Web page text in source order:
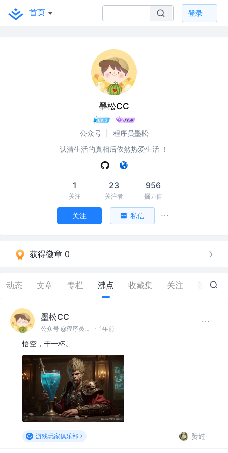
首页 登录
墨松CC
公众号
程序员墨松
认清生活的真相后依然热爱生活 ！
1
关注
23
关注者
956
掘力值
关注 私信
获得徽章 0
动态 文章 专栏 沸点 收藏集 关注 9
墨松CC
公众号 @程序员墨松 · 1年前
悟空，干一杯。
游戏玩家俱乐部 赞过